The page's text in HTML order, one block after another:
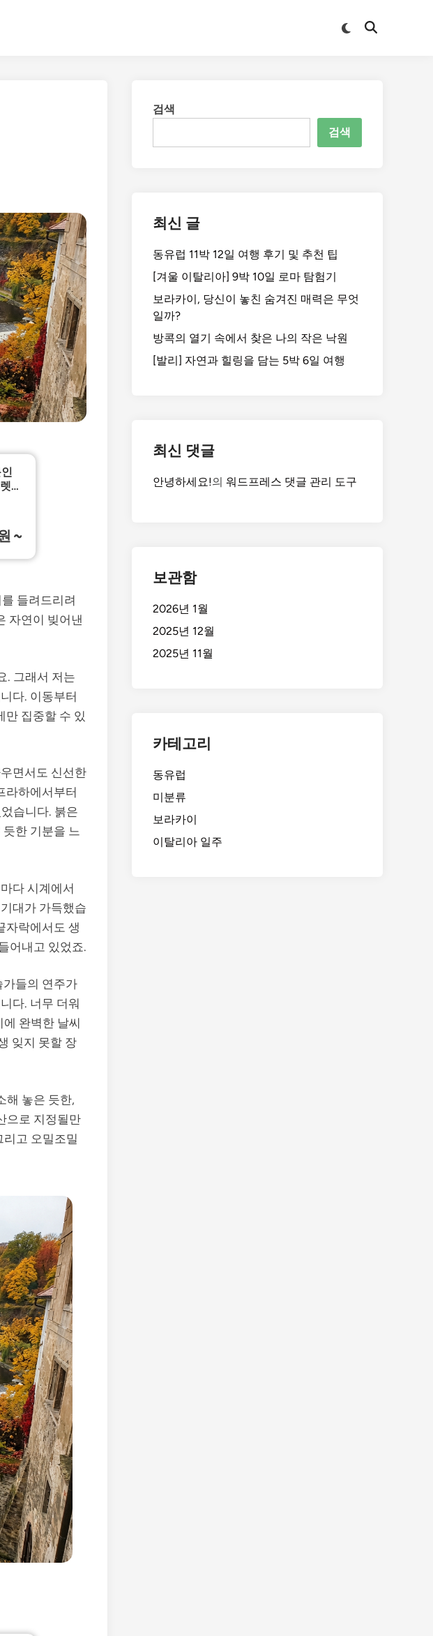
Switch
Open
들려드리려
자연이 빚어낸
. 그래서 저는
다. 이동부터
만 집중할 수 있
면서도 신선한
라하에서부터
습니다. 붉은
한 기분을 느
다 시계에서
대가 가득했습
자락에서도 생
어내고 있었죠.
가들의 연주가
다. 너무 더워
완벽한 날씨
잊지 못할 장
해 놓은 듯한,
으로 지정될만
고 오밀조밀
검색
검색
최신 글
동유럽 11박 12일 여행 후기 및 추천 팁
[겨울 이탈리아] 9박 10일 로마 탐험기
보라카이, 당신이 놓친 숨겨진 매력은 무엇
일까?
방콕의 열기 속에서 찾은 나의 작은 낙원
[발리] 자연과 힐링을 담는 5박 6일 여행
최신 댓글
안녕하세요!의 워드프레스 댓글 관리 도구
보관함
2026년 1월
2025년 12월
2025년 11월
카테고리
동유럽
미분류
보라카이
이탈리아 일주